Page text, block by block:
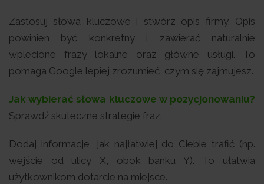
Zastosuj słowa kluczowe i stwórz opis firmy. Opis
powinien być konkretny i zawierać naturalnie
wplecione frazy lokalne oraz główne usługi. To
pomaga Google lepiej zrozumieć, czym się zajmujesz.
Jak wybierać słowa kluczowe w pozycjonowaniu?
Sprawdź skuteczne strategie fraz.
Dodaj informacje, jak najłatwiej do Ciebie trafić (np.
wejście od ulicy X, obok banku Y). To ułatwia
użytkownikom dotarcie na miejsce.